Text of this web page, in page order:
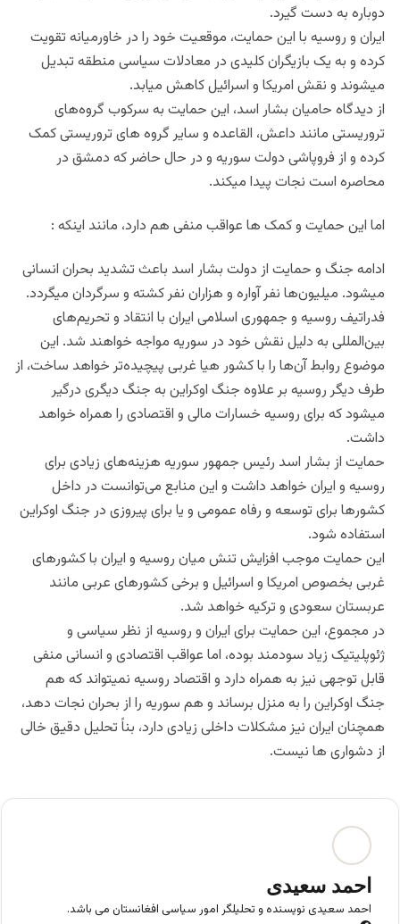
دوباره به دست گیرد.
ایران و روسیه با این حمایت، موقعیت خود را در خاورمیانه تقویت
کرده و به یک بازیگران کلیدی در معادلات سیاسی منطقه تبدیل
میشوند و نقش امریکا و اسرائیل کاهش میابد.
از دیدگاه حامیان بشار اسد، این حمایت به سرکوب گروه‌های
تروریستی مانند داعش، القاعده و سایر گروه های تروریستی کمک
کرده و از فروپاشی دولت سوریه و در حال حاضر که دمشق در
محاصره است نجات پیدا میکند.
اما این حمایت و کمک ها عواقب منفی هم دارد، مانند اینکه :
ادامه جنگ و حمایت از دولت بشار اسد باعث تشدید بحران انسانی
میشود. میلیون‌ها نفر آواره و هزاران نفر کشته و سرگردان میگردد.
فدراتیف روسیه و جمهوری اسلامی ایران با انتقاد و تحریم‌های
بین‌المللی به دلیل نقش خود در سوریه مواجه خواهند شد. این
موضوع روابط آن‌ها را با کشور هیا غربی پیچیده‌تر خواهد ساخت، از
طرف دیگر روسیه بر علاوه جنگ اوکراین به جنگ دیگری درگیر
میشود که برای روسیه خسارات مالی و اقتصادی را همراه خواهد
داشت.
حمایت از بشار اسد رئیس جمهور سوریه هزینه‌های زیادی برای
روسیه و ایران خواهد داشت و این منابع می‌توانست در داخل
کشورها برای توسعه و رفاه عمومی و یا برای پیروزی در جنگ اوکراین
استفاده شود.
این حمایت موجب افزایش تنش میان روسیه و ایران با کشورهای
غربی بخصوص امریکا و اسرائیل و برخی کشورهای عربی مانند
عربستان سعودی و ترکیه خواهد شد.
در مجموع، این حمایت برای ایران و روسیه از نظر سیاسی و
ژئوپلیتیک زیاد سودمند بوده، اما عواقب اقتصادی و انسانی منفی
قابل توجهی نیز به همراه دارد و اقتصاد روسیه نمیتواند که هم
جنگ اوکراین را به منزل برساند و هم سوریه را از بحران نجات دهد،
همچنان ایران نیز مشکلات داخلی زیادی دارد، بناً تحلیل دقیق خالی
از دشواری ها نیست.
احمد سعیدی
احمد سعیدی نویسنده و تحلیلگر امور سیاسی افغانستان می باشد.